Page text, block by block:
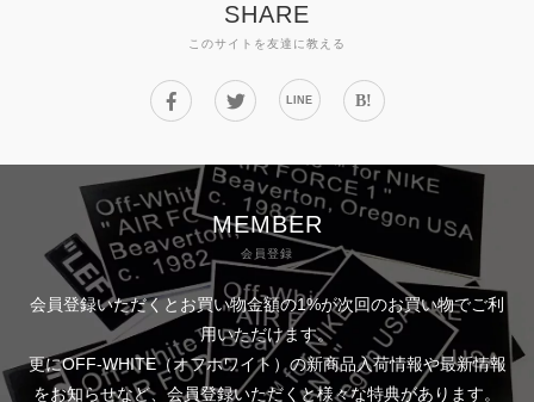
SHARE
このサイトを友達に教える
LINE B!
MEMBER
会員登録
会員登録いただくとお買い物金額の1%が次回のお買い物でご利
用いただけます。
更にOFF-WHITE（オフホワイト）の新商品入荷情報や最新情報
をお知らせなど、会員登録いただくと様々な特典があります。